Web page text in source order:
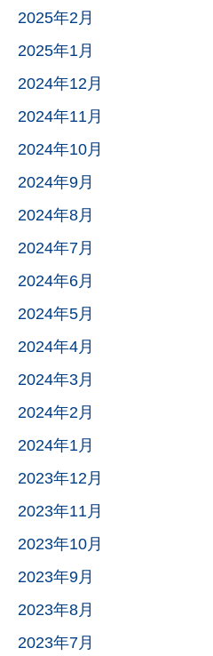
2025年2月
2025年1月
2024年12月
2024年11月
2024年10月
2024年9月
2024年8月
2024年7月
2024年6月
2024年5月
2024年4月
2024年3月
2024年2月
2024年1月
2023年12月
2023年11月
2023年10月
2023年9月
2023年8月
2023年7月